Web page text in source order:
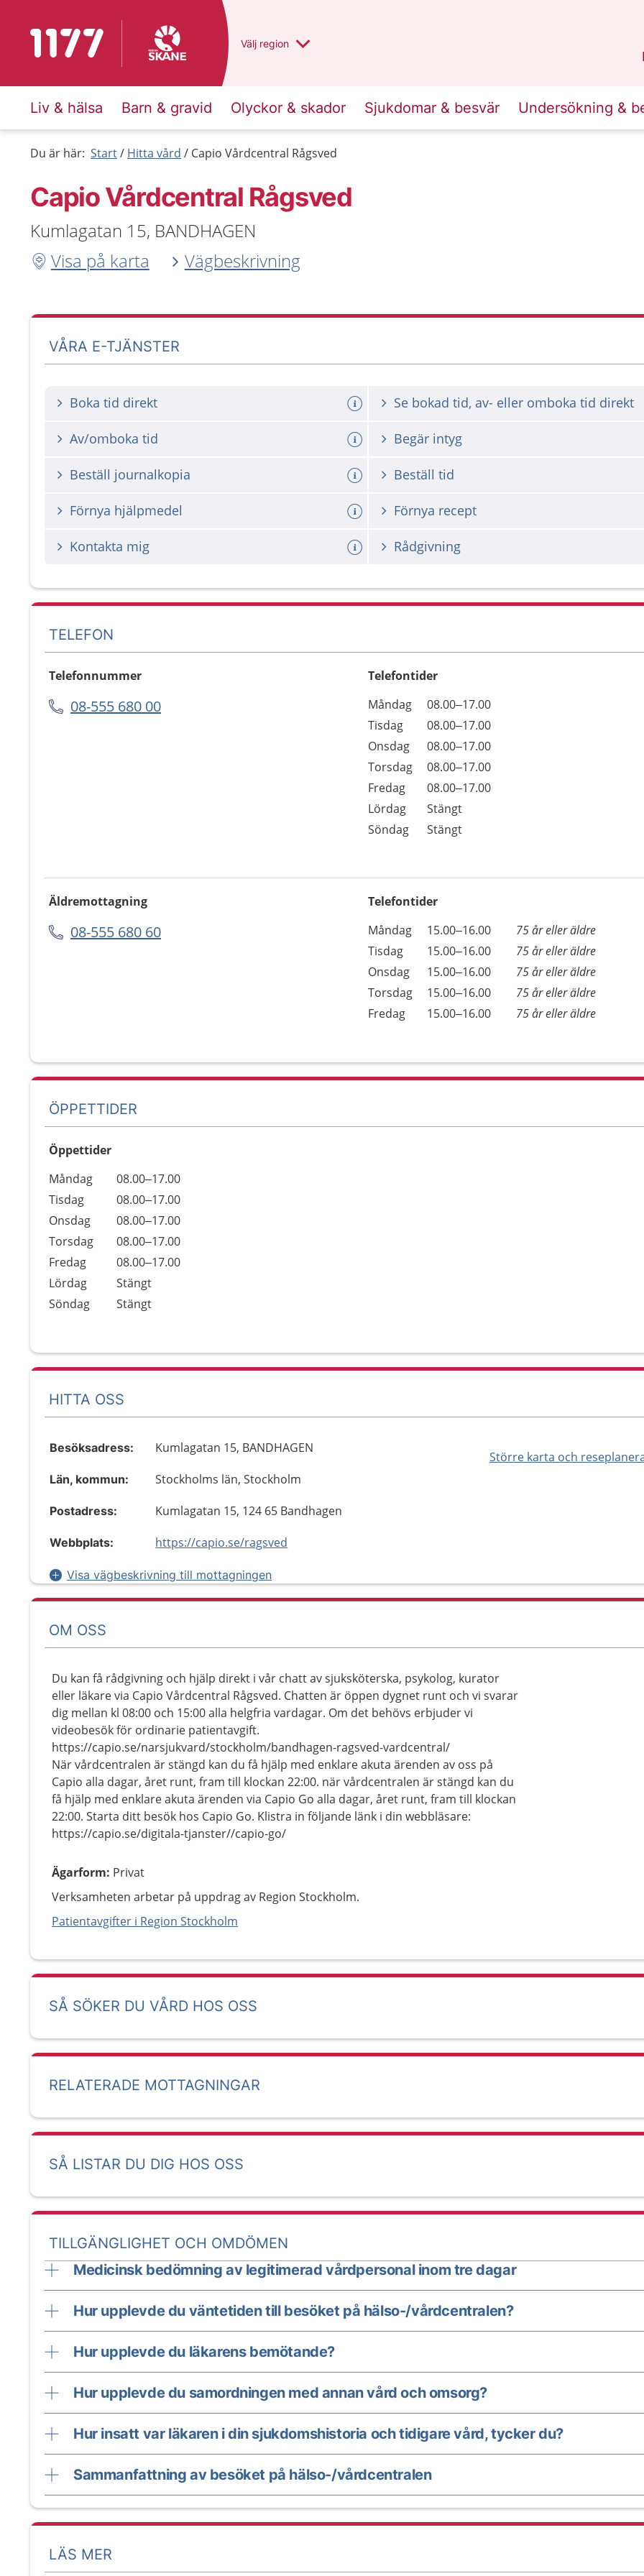
Till startsidan för 1177 Du har valt region
Välj en annan
region
Liv & hälsa Barn & gravid Olyckor & skador Sjukdomar & besvär Undersökning &
Du är här: Start Hitta vård Capio Vårdcentral Rågsved
Capio Vårdcentral Rågsved
Kumlagatan 15, BANDHAGEN
Visa på karta
Vägbeskrivning
VÅRA E-TJÄNSTER
Boka tid direkt Se bokad tid, av- eller omboka tid direkt
Av/omboka tid Begär intyg
Beställ journalkopia Beställ tid
Förnya hjälpmedel Förnya recept
Kontakta mig Rådgivning
TELEFON
Telefonnummer
08-555 680 00
Telefontider
Dag
Öppettider
Kommentarer
Måndag
08.00–17.00
Tisdag
08.00–17.00
Onsdag
08.00–17.00
Torsdag
08.00–17.00
Fredag
08.00–17.00
Lördag
Stängt
Söndag
Stängt
Äldremottagning
08-555 680 60
Telefontider
Dag
Öppettider
Kommentarer
Måndag 15.00–16.00
75 år eller äldre
Tisdag
15.00–16.00
75 år eller äldre
Onsdag
15.00–16.00
75 år eller äldre
Torsdag
15.00–16.00
75 år eller äldre
Fredag
15.00–16.00 75 år eller äldre
ÖPPETTIDER
Öppettider
Dag
Öppettider
Kommentarer
Måndag
08.00–17.00
Tisdag
08.00–17.00
Onsdag
08.00–17.00
Torsdag
08.00–17.00
Fredag
08.00–17.00
Lördag
Stängt
Söndag
Stängt
HITTA OSS
Större karta och
Besöksadress: Kumlagatan 15, BANDHAGEN
Län, kommun: Stockholms län, Stockholm
Postadress: Kumlagatan 15, 124 65 Bandhagen
Webbplats: https://capio.se/ragsved
Visa vägbeskrivning till mottagningen
OM OSS
Du kan få rådgivning och hjälp direkt i vår chatt av sjuksköterska, psykolog, kurator
eller läkare via Capio Vårdcentral Rågsved. Chatten är öppen dygnet runt och vi svarar
dig mellan kl 08:00 och 15:00 alla helgfria vardagar. Om det behövs erbjuder vi
videobesök för ordinarie patientavgift.
https://capio.se/narsjukvard/stockholm/bandhagen-ragsved-vardcentral/
När vårdcentralen är stängd kan du få hjälp med enklare akuta ärenden av oss på
Capio alla dagar, året runt, fram till klockan 22:00. när vårdcentralen är stängd kan du
få hjälp med enklare akuta ärenden via Capio Go alla dagar, året runt, fram till klockan
22:00. Starta ditt besök hos Capio Go. Klistra in följande länk i din webbläsare:
https://capio.se/digitala-tjanster//capio-go/
Ägarform: Privat
Verksamheten arbetar på uppdrag av Region Stockholm.
Patientavgifter i Region Stockholm
SÅ SÖKER DU VÅRD HOS OSS
RELATERADE MOTTAGNINGAR
SÅ LISTAR DU DIG HOS OSS
TILLGÄNGLIGHET OCH OMDÖMEN
Medicinsk bedömning av legitimerad vårdpersonal inom tre dagar
Hur upplevde du väntetiden till besöket på hälso-/vårdcentralen?
Hur upplevde du läkarens bemötande?
Hur upplevde du samordningen med annan vård och omsorg?
Hur insatt var läkaren i din sjukdomshistoria och tidigare vård, tycker du?
Sammanfattning av besöket på hälso-/vårdcentralen
LÄS MER